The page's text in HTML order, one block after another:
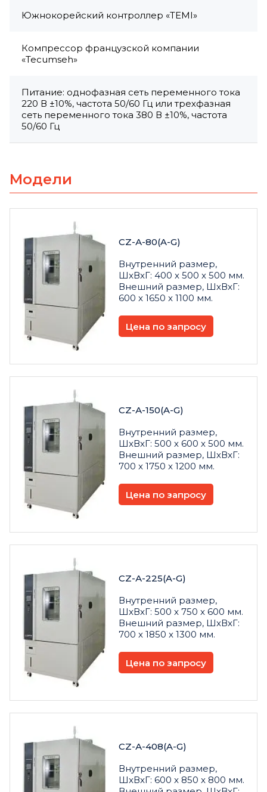
Южнокорейский контроллер «TEMI»
Компрессор французской компании
«Tecumseh»
Питание: однофазная сеть переменного тока
220 В ±10%, частота 50/60 Гц или трехфазная
сеть переменного тока 380 В ±10%, частота
50/60 Гц
Модели
CZ-А-80(A-G)
Внутренний размер,
ШxВxГ: 400 x 500 x 500 мм.
Внешний размер, ШxВxГ:
600 x 1650 x 1100 мм.
Цена по запросу
CZ-А-150(A-G)
Внутренний размер,
ШxВxГ: 500 х 600 х 500 мм.
Внешний размер, ШxВxГ:
700 x 1750 x 1200 мм.
Цена по запросу
CZ-А-225(A-G)
Внутренний размер,
ШxВxГ: 500 x 750 x 600 мм.
Внешний размер, ШxВxГ:
700 x 1850 x 1300 мм.
Цена по запросу
CZ-А-408(A-G)
Внутренний размер,
ШxВxГ: 600 x 850 x 800 мм.